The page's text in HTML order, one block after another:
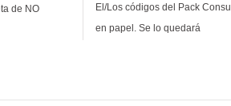
de NO
El/Los códigos del Pack
en papel. Se lo quedará